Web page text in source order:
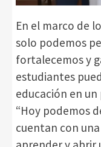
En el marco de
solo podemos
fortalecemos y
estudiantes
educación en
“Hoy podemos
cuentan con